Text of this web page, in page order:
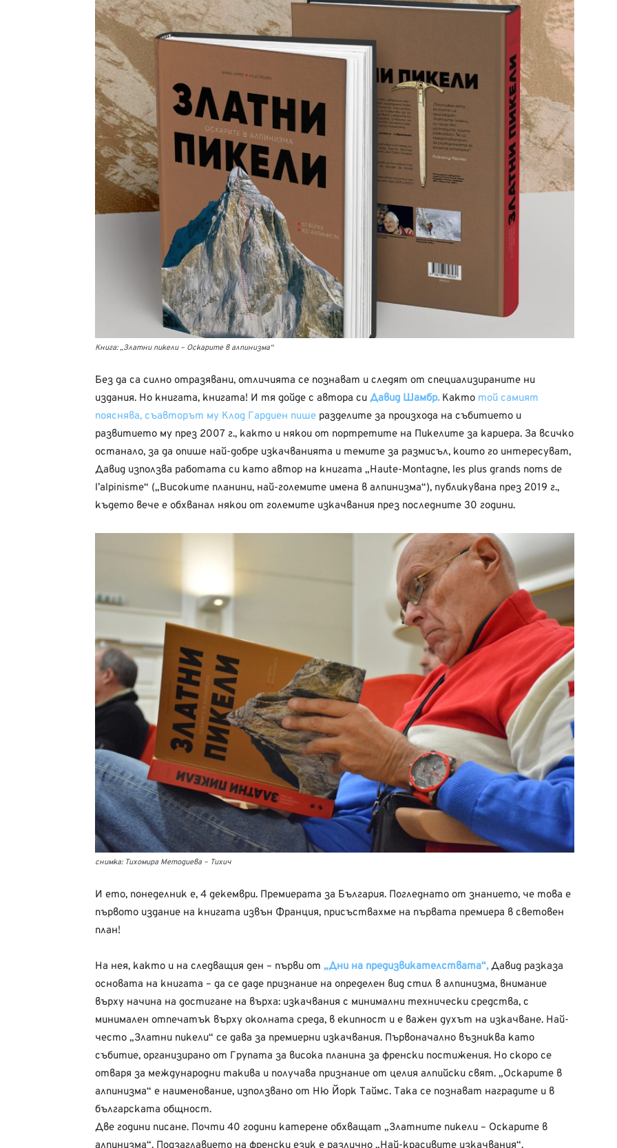
Книга: „Златни пикели – Оскарите в алпинизма“
Без да са силно отразявани, отличията се познават и следят от специализираните ни
издания. Но книгата, книгата! И тя дойде с автора си Давид Шамбр.Както той самият
пояснява, съавторът му Клод Гардиен пише разделите за произхода на събитието и
развитието му през 2007 г., както и някои от портретите на Пикелите за кариера. За всичко
останало, за да опише най-добре изкачванията и темите за размисъл, които го интересуват,
Давид използва работата си като автор на книгата „Haute-Montagne, les plus grands noms de
l’alpinisme“ („Високите планини, най-големите имена в алпинизма“), публикувана през 2019 г.,
където вече е обхванал някои от големите изкачвания през последните 30 години.
снимка: Тихомира Методиева – Тихич
И ето, понеделник е, 4 декември. Премиерата за България. Погледнато от знанието, че това е
първото издание на книгата извън Франция, присъствахме на първата премиера в световен
план!
На нея, както и на следващия ден – първи от „Дни на предизвикателствата“, Давид разказа
основата на книгата – да се даде признание на определен вид стил в алпинизма, внимание
върху начина на достигане на върха: изкачвания с минимални технически средства, с
минимален отпечатък върху околната среда, в екипност и е важен духът на изкачване. Най-
често „Златни пикели“ се дава за премиерни изкачвания. Първоначално възниква като
събитие, организирано от Групата за висока планина за френски постижения. Но скоро се
отваря за международни такива и получава признание от целия алпийски свят. „Оскарите в
алпинизма“ е наименование, използвано от Ню Йорк Таймс. Така се познават наградите и в
българската общност.
Две години писане. Почти 40 години катерене обхващат „Златните пикели – Оскарите в
алпинизма“. Подзаглавието на френски език е различно „Най-красивите изкачвания“.